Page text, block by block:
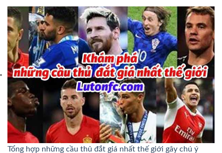
Tổng hợp những cầu thủ đắt giá nhất thế giới gây chú ý